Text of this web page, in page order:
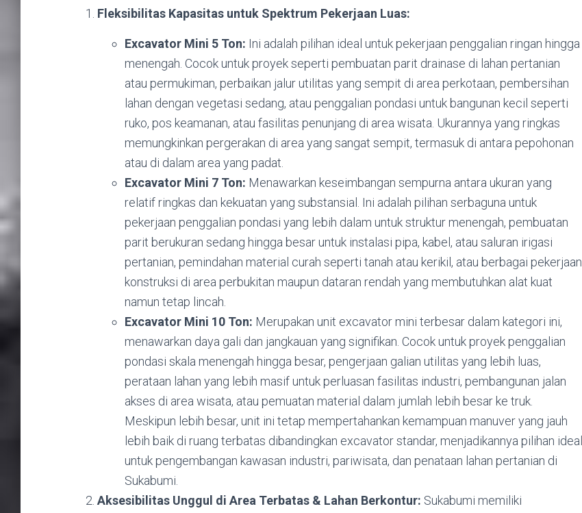
Fleksibilitas Kapasitas untuk Spektrum Pekerjaan Luas:
Excavator Mini 5 Ton: Ini adalah pilihan ideal untuk pekerjaan penggalian ringan hingga
menengah. Cocok untuk proyek seperti pembuatan parit drainase di lahan pertanian
atau permukiman, perbaikan jalur utilitas yang sempit di area perkotaan, pembersihan
lahan dengan vegetasi sedang, atau penggalian pondasi untuk bangunan kecil seperti
ruko, pos keamanan, atau fasilitas penunjang di area wisata. Ukurannya yang ringkas
memungkinkan pergerakan di area yang sangat sempit, termasuk di antara pepohonan
atau di dalam area yang padat.
Excavator Mini 7 Ton: Menawarkan keseimbangan sempurna antara ukuran yang
relatif ringkas dan kekuatan yang substansial. Ini adalah pilihan serbaguna untuk
pekerjaan penggalian pondasi yang lebih dalam untuk struktur menengah, pembuatan
parit berukuran sedang hingga besar untuk instalasi pipa, kabel, atau saluran irigasi
pertanian, pemindahan material curah seperti tanah atau kerikil, atau berbagai pekerjaan
konstruksi di area perbukitan maupun dataran rendah yang membutuhkan alat kuat
namun tetap lincah.
Excavator Mini 10 Ton: Merupakan unit excavator mini terbesar dalam kategori ini,
menawarkan daya gali dan jangkauan yang signifikan. Cocok untuk proyek penggalian
pondasi skala menengah hingga besar, pengerjaan galian utilitas yang lebih luas,
perataan lahan yang lebih masif untuk perluasan fasilitas industri, pembangunan jalan
akses di area wisata, atau pemuatan material dalam jumlah lebih besar ke truk.
Meskipun lebih besar, unit ini tetap mempertahankan kemampuan manuver yang jauh
lebih baik di ruang terbatas dibandingkan excavator standar, menjadikannya pilihan ideal
untuk pengembangan kawasan industri, pariwisata, dan penataan lahan pertanian di
Sukabumi.
Aksesibilitas Unggul di Area Terbatas & Lahan Berkontur: Sukabumi memiliki